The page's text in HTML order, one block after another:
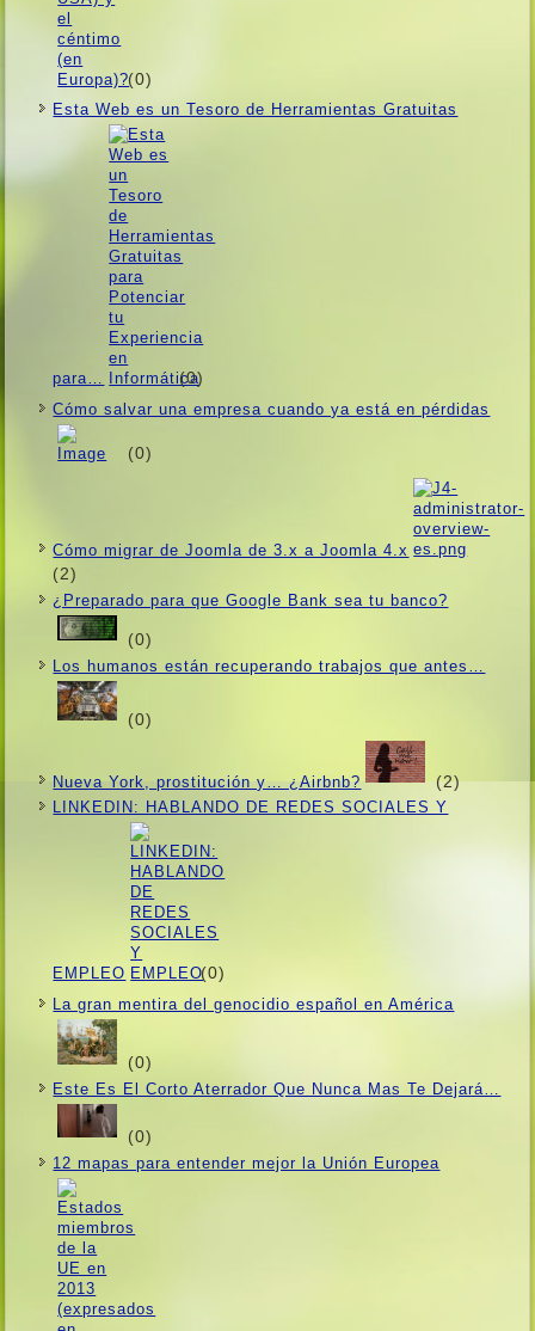
(0)
Esta Web es un Tesoro de Herramientas Gratuitas
para… (0)
Cómo salvar una empresa cuando ya está en pérdidas
(0)
Cómo migrar de Joomla de 3.x a Joomla 4.x
(2)
¿Preparado para que Google Bank sea tu banco?
(0)
Los humanos están recuperando trabajos que antes…
(0)
Nueva York, prostitución y… ¿Airbnb? (2)
LINKEDIN: HABLANDO DE REDES SOCIALES Y
EMPLEO (0)
La gran mentira del genocidio español en América
(0)
Este Es El Corto Aterrador Que Nunca Mas Te Dejará…
(0)
12 mapas para entender mejor la Unión Europea